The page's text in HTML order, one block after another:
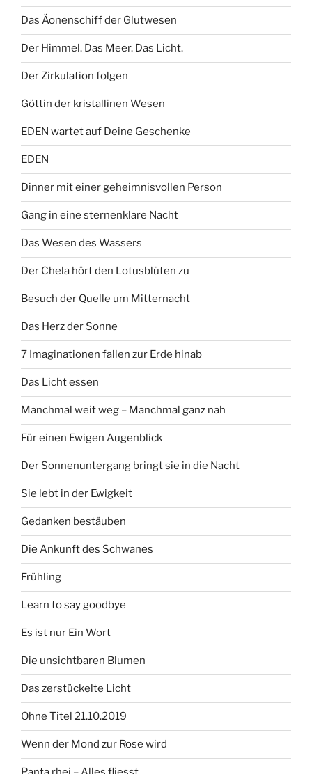
Das Äonenschiff der Glutwesen
Der Himmel. Das Meer. Das Licht.
Der Zirkulation folgen
Göttin der kristallinen Wesen
EDEN wartet auf Deine Geschenke
EDEN
Dinner mit einer geheimnisvollen Person
Gang in eine sternenklare Nacht
Das Wesen des Wassers
Der Chela hört den Lotusblüten zu
Besuch der Quelle um Mitternacht
Das Herz der Sonne
7 Imaginationen fallen zur Erde hinab
Das Licht essen
Manchmal weit weg – Manchmal ganz nah
Für einen Ewigen Augenblick
Der Sonnenuntergang bringt sie in die Nacht
Sie lebt in der Ewigkeit
Gedanken bestäuben
Die Ankunft des Schwanes
Frühling
Learn to say goodbye
Es ist nur Ein Wort
Die unsichtbaren Blumen
Das zerstückelte Licht
Ohne Titel 21.10.2019
Wenn der Mond zur Rose wird